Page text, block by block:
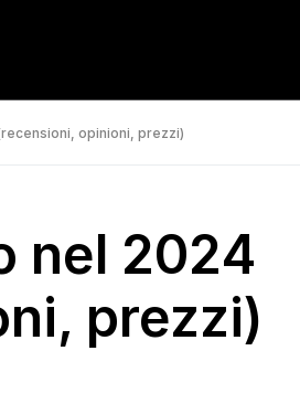
opinioni, prezzi)
nel 2024
prezzi)